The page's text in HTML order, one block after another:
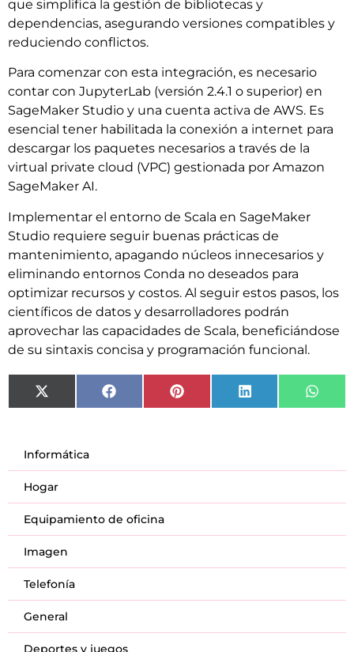
que simplifica la gestión de bibliotecas y
dependencias, asegurando versiones compatibles y
reduciendo conflictos.
Para comenzar con esta integración, es necesario
contar con JupyterLab (versión 2.4.1 o superior) en
SageMaker Studio y una cuenta activa de AWS. Es
esencial tener habilitada la conexión a internet para
descargar los paquetes necesarios a través de la
virtual private cloud (VPC) gestionada por Amazon
SageMaker AI.
Implementar el entorno de Scala en SageMaker
Studio requiere seguir buenas prácticas de
mantenimiento, apagando núcleos innecesarios y
eliminando entornos Conda no deseados para
optimizar recursos y costos. Al seguir estos pasos, los
científicos de datos y desarrolladores podrán
aprovechar las capacidades de Scala, beneficiándose
de su sintaxis concisa y programación funcional.
X
(Twitter)
Facebook Pinterest LinkedIn
Informática
Hogar
Equipamiento de oficina
Imagen
Telefonía
General
Deportes y juegos